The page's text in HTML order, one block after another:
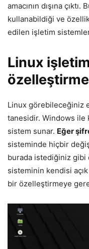
amacının dışına
kullanabildiği ve
edilen işletim
Linux
Linux görebileceğiniz
tanesidir. Windows ile
sistem sunar. Eğer
sisteminde hiçbir
burada istediğiniz
sisteminin kendisi
bir özelleştirmeye